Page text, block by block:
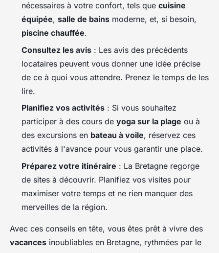
nécessaires à votre confort, tels que cuisine
équipée, salle de bains moderne, et, si besoin,
piscine chauffée.
Consultez les avis : Les avis des précédents
locataires peuvent vous donner une idée précise
de ce à quoi vous attendre. Prenez le temps de les
lire.
Planifiez vos activités : Si vous souhaitez
participer à des cours de yoga sur la plage ou à
des excursions en bateau à voile, réservez ces
activités à l'avance pour vous garantir une place.
Préparez votre itinéraire : La Bretagne regorge
de sites à découvrir. Planifiez vos visites pour
maximiser votre temps et ne rien manquer des
merveilles de la région.
Avec ces conseils en tête, vous êtes prêt à vivre des
vacances inoubliables en Bretagne, rythmées par le